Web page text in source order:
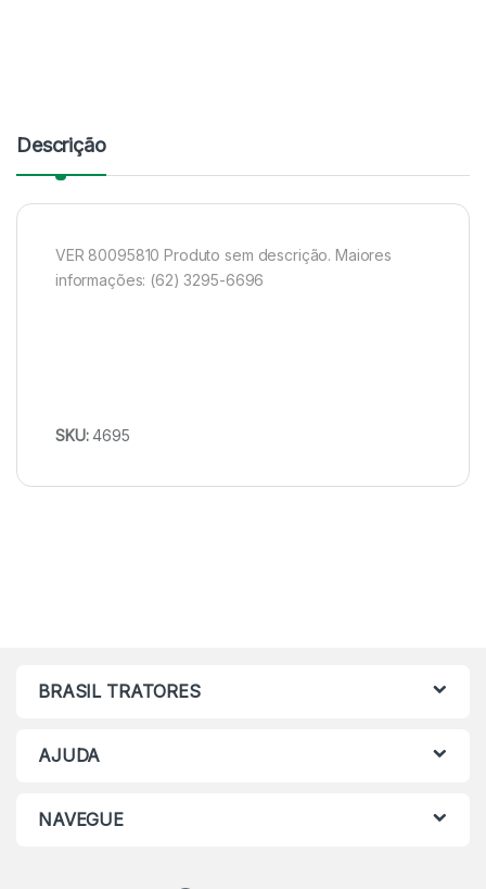
Descrição
VER 80095810 Produto sem descrição. Maiores
informações: (62) 3295-6696
SKU:4695
BRASIL TRATORES
AJUDA
NAVEGUE